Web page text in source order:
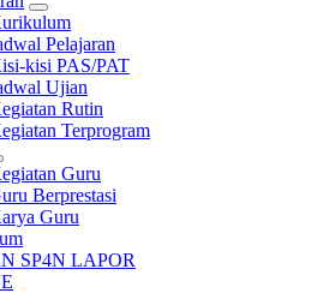
Pelajaran
kisi PAS/PAT
Ujian
Rutin
Terprogram
Guru
Berprestasi
Guru
SP4N LAPOR